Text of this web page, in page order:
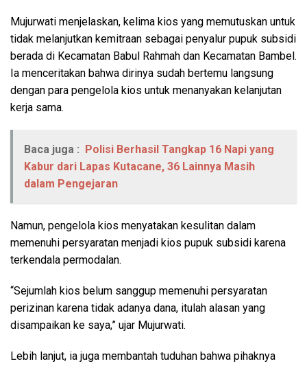
Mujurwati menjelaskan, kelima kios yang memutuskan untuk
tidak melanjutkan kemitraan sebagai penyalur pupuk subsidi
berada di Kecamatan Babul Rahmah dan Kecamatan Bambel.
Ia menceritakan bahwa dirinya sudah bertemu langsung
dengan para pengelola kios untuk menanyakan kelanjutan
kerja sama.
Baca juga :
Polisi Berhasil Tangkap 16 Napi yang
Kabur dari Lapas Kutacane, 36 Lainnya Masih
dalam Pengejaran
Namun, pengelola kios menyatakan kesulitan dalam
memenuhi persyaratan menjadi kios pupuk subsidi karena
terkendala permodalan.
“Sejumlah kios belum sanggup memenuhi persyaratan
perizinan karena tidak adanya dana, itulah alasan yang
disampaikan ke saya,” ujar Mujurwati.
Lebih lanjut, ia juga membantah tuduhan bahwa pihaknya